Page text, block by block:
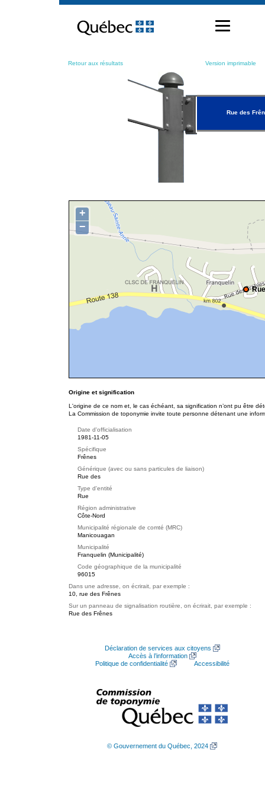
contenu
Retour aux résultats Version imprimable
Rue des
+
−
Origine et signification
L'origine de ce nom et, le cas échéant, sa signification n’ont pu être
La Commission de toponymie invite toute personne détenant une
Date d'officialisation
1981-11-05
Spécifique
Frênes
Générique (avec ou sans particules de liaison)
Rue des
Type d'entité
Rue
Région administrative
Côte-Nord
Municipalité régionale de comté (MRC)
Manicouagan
Municipalité
Franquelin (Municipalité)
Code géographique de la municipalité
96015
Dans une adresse, on écrirait, par exemple :
10, rue des Frênes
Sur un panneau de signalisation routière, on écrirait, par exemple :
Rue des Frênes
Déclaration de services aux citoyens
Accès à l’information
Politique de confidentialité
Accessibilité
© Gouvernement du Québec, 2024